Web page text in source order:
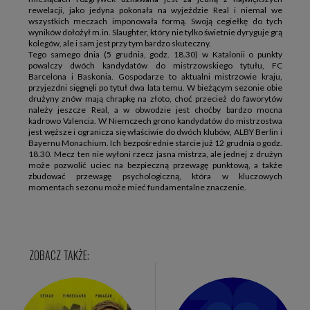
rewelacji, jako jedyna pokonała na wyjeździe Real i niemal we
wszystkich meczach imponowała formą. Swoją cegiełkę do tych
wyników dołożył m.in. Slaughter, który nie tylko świetnie dyryguje grą
kolegów, ale i sam jest przy tym bardzo skuteczny.
Tego samego dnia (5 grudnia, godz. 18.30) w Katalonii o punkty
powalczy dwóch kandydatów do mistrzowskiego tytułu, FC
Barcelona i Baskonia. Gospodarze to aktualni mistrzowie kraju,
przyjezdni sięgnęli po tytuł dwa lata temu. W bieżącym sezonie obie
drużyny znów mają chrapkę na złoto, choć przecież do faworytów
należy jeszcze Real, a w obwodzie jest choćby bardzo mocna
kadrowo Valencia. W Niemczech grono kandydatów do mistrzostwa
jest węższe i ogranicza się właściwie do dwóch klubów, ALBY Berlin i
Bayernu Monachium. Ich bezpośrednie starcie już 12 grudnia o godz.
18.30. Mecz ten nie wyłoni rzecz jasna mistrza, ale jednej z drużyn
może pozwolić uciec na bezpieczną przewagę punktową, a także
zbudować przewagę psychologiczną, która w kluczowych
momentach sezonu może mieć fundamentalne znaczenie.